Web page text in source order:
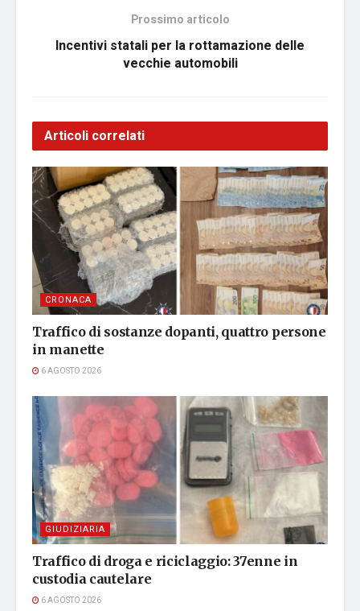
Prossimo articolo
Incentivi statali per la rottamazione delle
vecchie automobili
Articoli correlati
CRONACA
Traffico di sostanze dopanti, quattro persone
in manette
6 AGOSTO 2026
GIUDIZIARIA
Traffico di droga e riciclaggio: 37enne in
custodia cautelare
6 AGOSTO 2026